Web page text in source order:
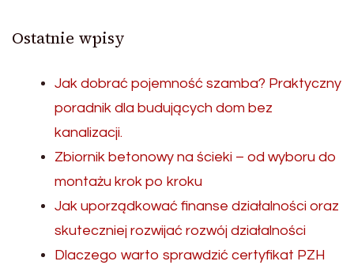
Ostatnie wpisy
Jak dobrać pojemność szamba? Praktyczny
poradnik dla budujących dom bez
kanalizacji.
Zbiornik betonowy na ścieki – od wyboru do
montażu krok po kroku
Jak uporządkować finanse działalności oraz
skuteczniej rozwijać rozwój działalności
Dlaczego warto sprawdzić certyfikat PZH